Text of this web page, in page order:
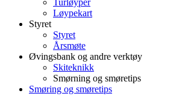
Turløyper
Løypekart
Styret
Styret
Årsmøte
Øvingsbank og andre verktøy
Skiteknikk
Smørning og smøretips
Smøring og smøretips